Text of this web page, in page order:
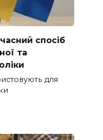
спосіб
та
для